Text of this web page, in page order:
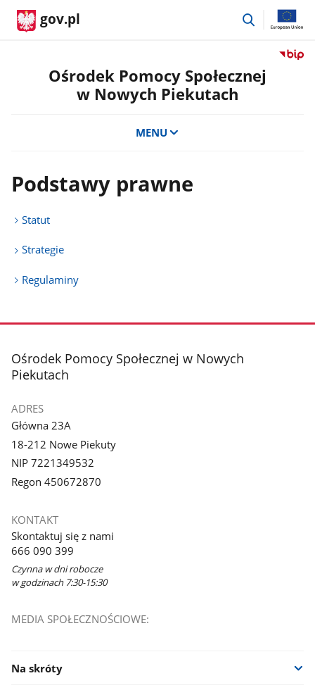
gov.pl
przejdź
Przejdź
Ośrodek Pomocy Społecznej
w Nowych Piekutach
MENU
Podstawy prawne
Statut
Strategie
Regulaminy
stopka
Ośrodek Pomocy Społecznej w Nowych
Piekutach
ADRES
Główna 23A
18-212 Nowe Piekuty
NIP 7221349532
Regon 450672870
KONTAKT
Skontaktuj się z nami
666 090 399
Czynna w dni robocze
w godzinach 7:30-15:30
MEDIA SPOŁECZNOŚCIOWE:
Na skróty